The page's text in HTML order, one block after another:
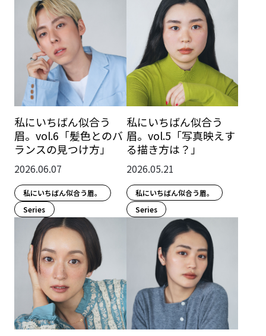
私にいちばん似合う
眉。vol.6「髪色とのバ
ランスの見つけ方」
2026.06.07
私にいちばん似合う眉。
Series
私にいちばん似合う
眉。vol.5「写真映えす
る描き方は？」
2026.05.21
私にいちばん似合う眉。
Series